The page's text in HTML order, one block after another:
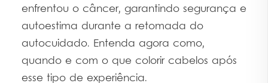
enfrentou o câncer, garantindo segurança e
autoestima durante a retomada do
autocuidado. Entenda agora como,
quando e com o que colorir cabelos após
esse tipo de experiência.